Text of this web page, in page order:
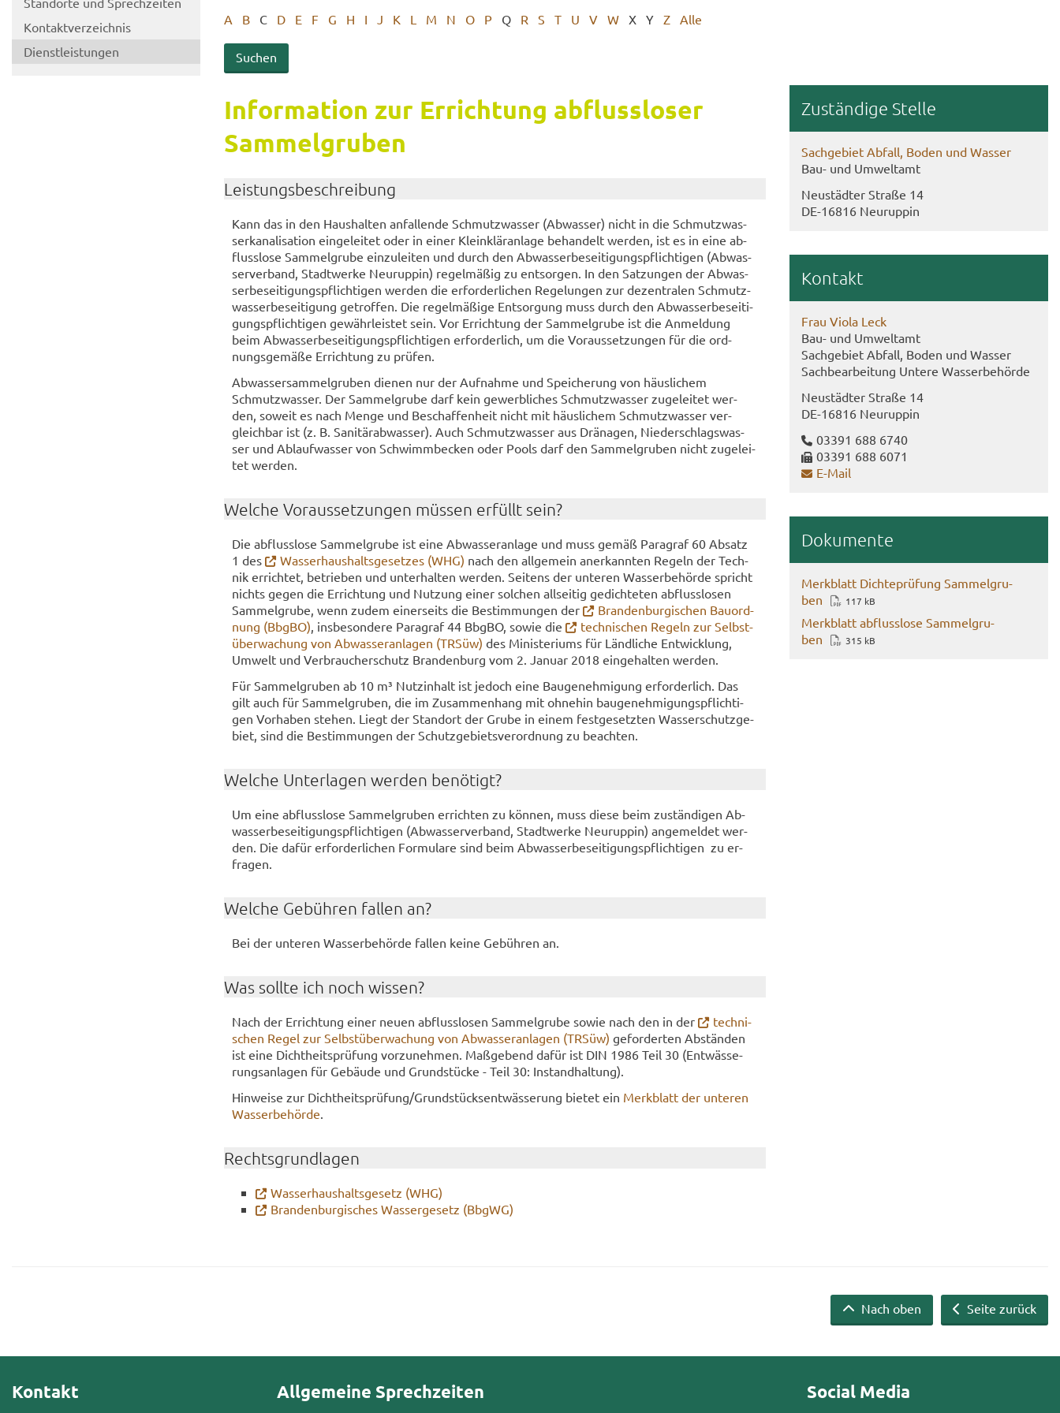
Kon­takt­ver­zeich­nis
Dienst­leis­tun­gen
A B C D E F G H I J K L M N O P Q R S T U V W X Y Z Alle
In­for­ma­ti­on zur Er­rich­tung ab­fluss­lo­ser
Sam­mel­gru­ben
Leis­tungs­be­schrei­bung
Kann das in den Haus­hal­ten an­fal­len­de Schmutz­was­ser (Ab­was­ser) nicht in die Schmutz­was­
ser­ka­na­li­sa­ti­on ein­ge­lei­tet oder in einer Klein­klär­an­la­ge be­han­delt wer­den, ist es in eine ab­
fluss­lo­se Sam­mel­gru­be ein­zu­lei­ten und durch den Ab­was­ser­be­sei­ti­gungs­pflich­ti­gen (Ab­was­
ser­ver­band, Stadt­wer­ke Neu­rup­pin) re­gel­mä­ßig zu ent­sor­gen. In den Sat­zun­gen der Ab­was­
ser­be­sei­ti­gungs­pflich­ti­gen wer­den die er­for­der­li­chen Re­ge­lun­gen zur de­zen­tra­len Schmutz­
was­ser­be­sei­ti­gung ge­trof­fen. Die re­gel­mä­ßi­ge Ent­sor­gung muss durch den Ab­was­ser­be­sei­ti­
gungs­pflich­ti­gen ge­währ­leis­tet sein. Vor Er­rich­tung der Sam­mel­gru­be ist die An­mel­dung
beim Ab­was­ser­be­sei­ti­gungs­pflich­ti­gen er­for­der­lich, um die Vor­aus­set­zun­gen für die ord­
nungs­ge­mä­ße Er­rich­tung zu prü­fen.
Ab­was­ser­sam­mel­gru­ben die­nen nur der Auf­nah­me und Spei­che­rung von häus­li­chem
Schmutz­was­ser. Der Sam­mel­gru­be darf kein ge­werb­li­ches Schmutz­was­ser zu­ge­lei­tet wer­
den, so­weit es nach Menge und Be­schaf­fen­heit nicht mit häus­li­chem Schmutz­was­ser ver­
gleich­bar ist (z. B. Sa­ni­tär­ab­was­ser). Auch Schmutz­was­ser aus Drä­na­gen, Nie­der­schlags­was­
ser und Ab­lauf­was­ser von Schwimm­be­cken oder Pools darf den Sam­mel­gru­ben nicht zu­ge­lei­
tet wer­den.
Wel­che Vor­aus­set­zun­gen müs­sen er­füllt sein?
Die ab­fluss­lo­se Sam­mel­gru­be ist eine Ab­was­ser­an­la­ge und muss gemäß Pa­ra­graf 60 Ab­satz
1 des
Was­ser­haus­halts­ge­set­zes (WHG) nach den all­ge­mein an­er­kann­ten Re­geln der Tech­
nik er­rich­tet, be­trie­ben und un­ter­hal­ten wer­den. Sei­tens der un­te­ren Was­ser­be­hör­de spricht
nichts gegen die Er­rich­tung und Nut­zung einer sol­chen all­sei­tig ge­dich­te­ten ab­fluss­lo­sen
Sam­mel­gru­be, wenn zudem ei­ner­seits die Be­stim­mun­gen der
Bran­den­bur­gi­schen Bau­ord­
nung (BbgBO), ins­be­son­de­re Pa­ra­graf 44 BbgBO, sowie die
tech­ni­schen Re­geln zur Selbst­
über­wa­chung von Ab­was­ser­an­la­gen (TRSüw) des Mi­nis­te­ri­ums für Länd­li­che Ent­wick­lung,
Um­welt und Ver­brau­cher­schutz Bran­den­burg vom 2. Ja­nu­ar 2018 ein­ge­hal­ten wer­den.
Für Sam­mel­gru­ben ab 10 m³ Nut­z­in­halt ist je­doch eine Bau­ge­neh­mi­gung er­for­der­lich. Das
gilt auch für Sam­mel­gru­ben, die im Zu­sam­men­hang mit oh­ne­hin bau­ge­neh­mi­gungs­pflich­ti­
gen Vor­ha­ben ste­hen. Liegt der Stand­ort der Grube in einem fest­ge­setz­ten Was­ser­schutz­ge­
biet, sind die Be­stim­mun­gen der Schutz­ge­biets­ver­ord­nung zu be­ach­ten.
Wel­che Un­ter­la­gen wer­den be­nö­tigt?
Um eine ab­fluss­lo­se Sam­mel­gru­ben er­rich­ten zu kön­nen, muss diese beim zu­stän­di­gen Ab­
was­ser­be­sei­ti­gungs­pflich­ti­gen (Ab­was­ser­ver­band, Stadt­wer­ke Neu­rup­pin) an­ge­mel­det wer­
den. Die dafür er­for­der­li­chen For­mu­la­re sind beim Ab­was­ser­be­sei­ti­gungs­pflich­ti­gen zu er­
fra­gen.
Wel­che Ge­büh­ren fal­len an?
Bei der un­te­ren Was­ser­be­hör­de fal­len keine Ge­büh­ren an.
Was soll­te ich noch wis­sen?
Nach der Er­rich­tung einer neuen ab­fluss­lo­sen Sam­mel­gru­be sowie nach den in der
tech­ni­
schen Regel zur Selbst­über­wa­chung von Ab­was­ser­an­la­gen (TRSüw) ge­for­der­ten Ab­stän­den
ist eine Dicht­heits­prü­fung vor­zu­neh­men. Maß­ge­bend dafür ist DIN 1986 Teil 30 (Ent­wäs­se­
rungs­an­la­gen für Ge­bäu­de und Grund­stü­cke - Teil 30: In­stand­hal­tung).
Hin­wei­se zur Dicht­heits­prü­fung/Grund­stücks­ent­wäs­se­rung bie­tet ein Merk­blatt der un­te­ren
Was­ser­be­hör­de.
Rechts­grund­la­gen
Was­ser­haus­halts­ge­setz (WHG)
Bran­den­bur­gi­sches Was­ser­ge­setz (BbgWG)
Zu­stän­di­ge Stel­le
Sach­ge­biet Ab­fall, Boden und Was­ser
Bau- und Um­welt­amt
Neu­städ­ter Stra­ße 14
DE-​16816 Neu­rup­pin
Kon­takt
Frau Viola Leck
Bau- und Um­welt­amt
Sach­ge­biet Ab­fall, Boden und Was­ser
Sach­be­ar­bei­tung Un­te­re Was­ser­be­hör­de
Neu­städ­ter Stra­ße 14
DE-​16816 Neu­rup­pin
03391 688 6740
03391 688 6071
E-​Mail
Do­ku­men­te
Merk­blatt Dich­te­prü­fung Sam­mel­gru­
ben
117 kB
Merk­blatt ab­fluss­lo­se Sam­mel­gru­
ben
315 kB
Seite zurück
Nach oben
Kontakt Allgemeine Sprechzeiten Social Media